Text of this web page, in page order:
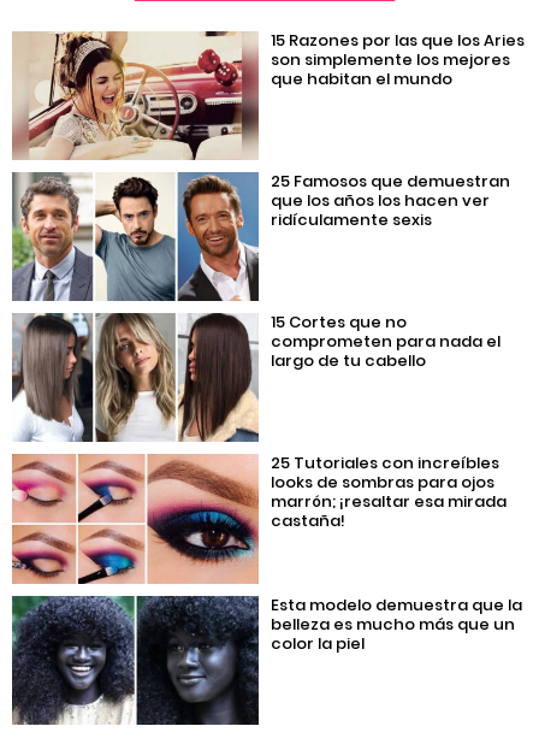
15 Razones por las que los Aries
son simplemente los mejores
que habitan el mundo
25 Famosos que demuestran
que los años los hacen ver
ridículamente sexis
15 Cortes que no
comprometen para nada el
largo de tu cabello
25 Tutoriales con increíbles
looks de sombras para ojos
marrón; ¡resaltar esa mirada
castaña!
Esta modelo demuestra que la
belleza es mucho más que un
color la piel